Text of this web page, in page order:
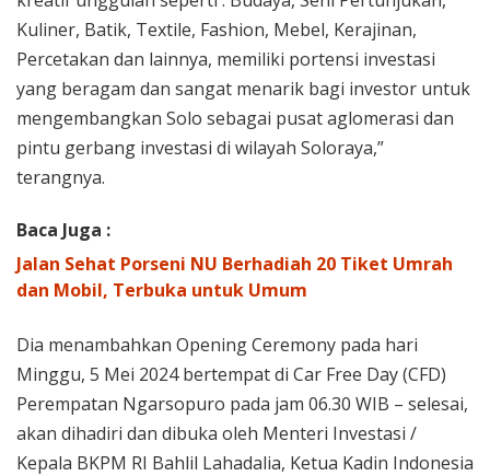
Kuliner, Batik, Textile, Fashion, Mebel, Kerajinan,
Percetakan dan lainnya, memiliki portensi investasi
yang beragam dan sangat menarik bagi investor untuk
mengembangkan Solo sebagai pusat aglomerasi dan
pintu gerbang investasi di wilayah Soloraya,”
terangnya.
Baca Juga :
Jalan Sehat Porseni NU Berhadiah 20 Tiket Umrah
dan Mobil, Terbuka untuk Umum
Dia menambahkan Opening Ceremony pada hari
Minggu, 5 Mei 2024 bertempat di Car Free Day (CFD)
Perempatan Ngarsopuro pada jam 06.30 WIB – selesai,
akan dihadiri dan dibuka oleh Menteri Investasi /
Kepala BKPM RI Bahlil Lahadalia, Ketua Kadin Indonesia